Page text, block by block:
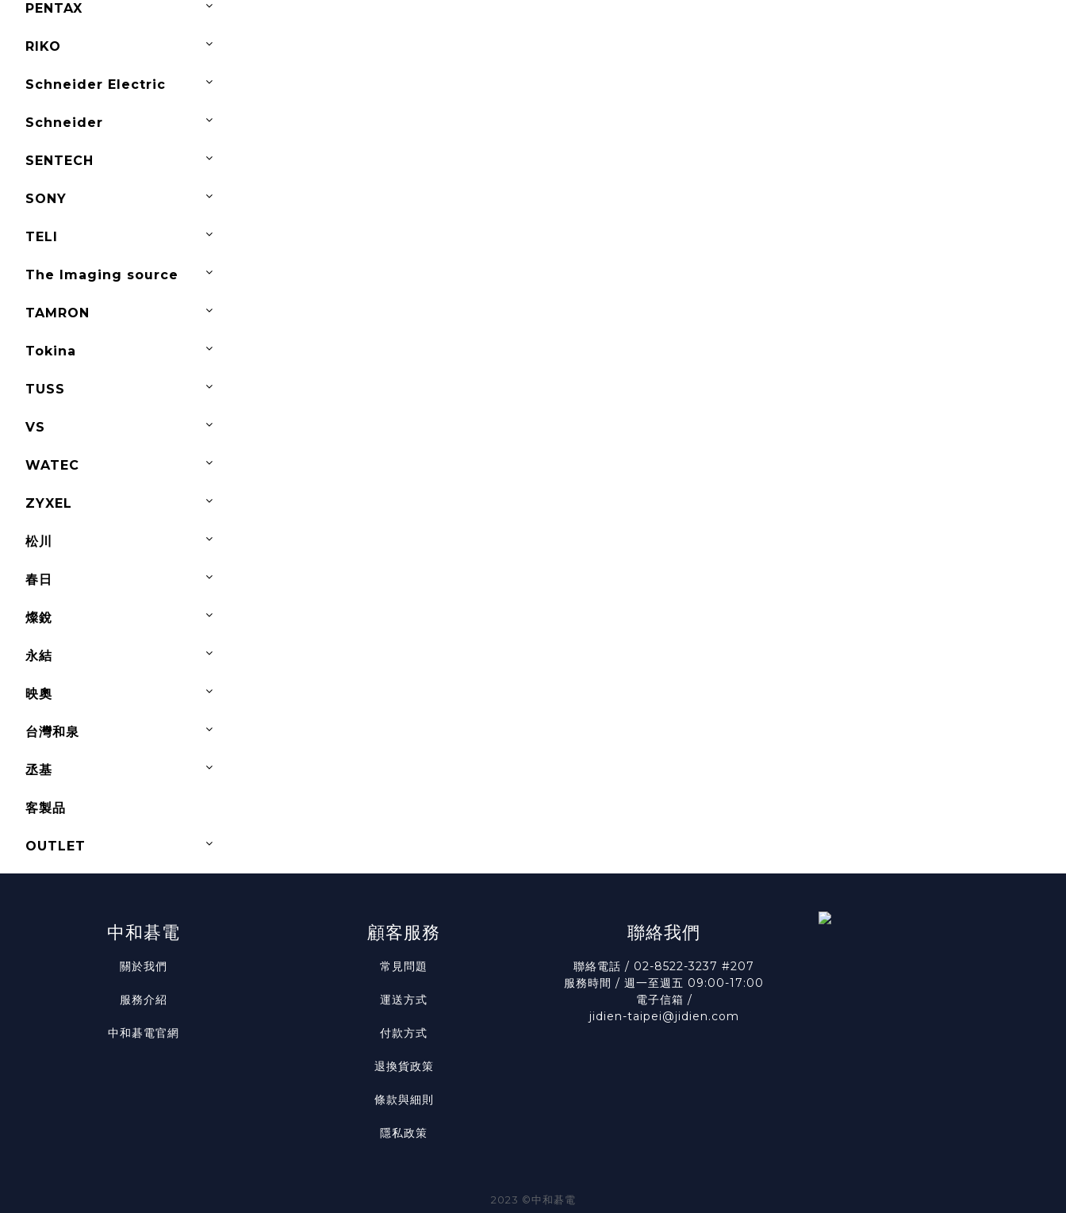
PENTAX
RIKO
Schneider Electric
Schneider
SENTECH
SONY
TELI
The Imaging source
TAMRON
Tokina
TUSS
VS
WATEC
ZYXEL
松川
春日
燦銳
永結
映奧
台灣和泉
丞基
客製品
OUTLET
中和碁電
關於我們
服務介紹
中和碁電官網
顧客服務
常見問題
運送方式
付款方式
退換貨政策
條款與細則
隱私政策
聯絡我們
聯絡電話 / 02-8522-3237 #207
服務時間 / 週一至週五 09:00-17:00
電子信箱 /
jidien-taipei@jidien.com
2023 ©中和碁電